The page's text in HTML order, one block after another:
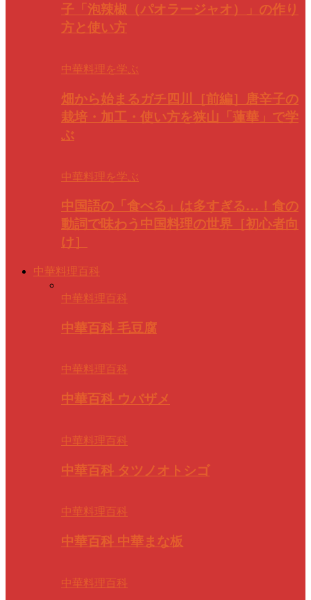
子「泡辣椒（パオラージャオ）」の作り
方と使い方
中華料理を学ぶ
畑から始まるガチ四川［前編］唐辛子の
栽培・加工・使い方を狭山「蓮華」で学
ぶ
中華料理を学ぶ
中国語の「食べる」は多すぎる…！食の
動詞で味わう中国料理の世界［初心者向
け］
中華料理百科
中華料理百科
中華百科 毛豆腐
中華料理百科
中華百科 ウバザメ
中華料理百科
中華百科 タツノオトシゴ
中華料理百科
中華百科 中華まな板
中華料理百科